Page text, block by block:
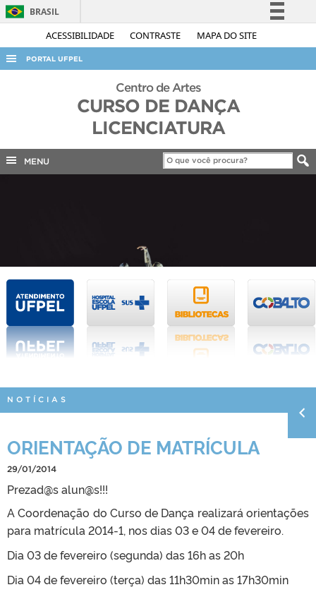
ACESSIBILIDADE CONTRASTE MAPA DO SITE
BRASIL
Simplifique!
Acesso à informação
Legislação
PORTAL UFPEL
ACESSO À INFORMAÇÃOCentro de Artes
CURSO DE DANÇA
LICENCIATURA
MENU
NOTÍCIAS
ORIENTAÇÃO DE MATRÍCULA
29/01/2014
Prezad@s alun@s!!!
A Coordenação do Curso de Dança realizará orientações
para matrícula 2014-1, nos dias 03 e 04 de fevereiro.
Dia 03 de fevereiro (segunda) das 16h as 20h
Dia 04 de fevereiro (terça) das 11h30min as 17h30min